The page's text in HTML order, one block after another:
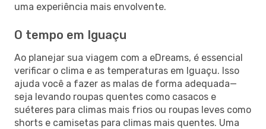
uma experiência mais envolvente.
O tempo em Iguaçu
Ao planejar sua viagem com a eDreams, é essencial
verificar o clima e as temperaturas em Iguaçu. Isso
ajuda você a fazer as malas de forma adequada—
seja levando roupas quentes como casacos e
suéteres para climas mais frios ou roupas leves como
shorts e camisetas para climas mais quentes. Uma